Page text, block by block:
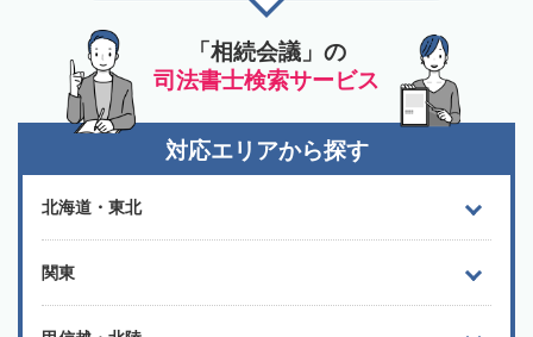
「相続会議」の
司法書士検索サービス
対応エリアから探す
北海道・東北
関東